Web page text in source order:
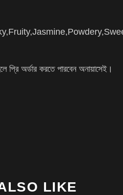
প্রি অর্ডার করতে পারবেন অনায়াসেই।
LIKE